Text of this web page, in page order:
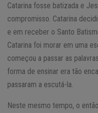
Catarina fosse batizada e
compromisso. Catarina
e em receber o Santo
Catarina foi morar em uma
começou a passar as
forma de ensinar era tão
passaram a escutá-la.
Neste mesmo tempo, o